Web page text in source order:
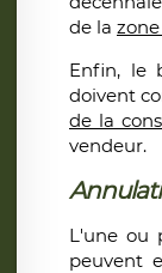
de la
Enfin, le
doivent
de la
vendeur.
L'une ou
peuvent